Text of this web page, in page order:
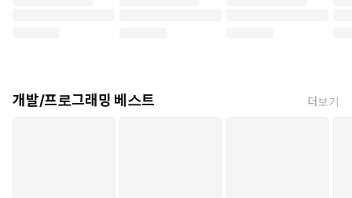
개발/프로그래밍 베스트 더보기